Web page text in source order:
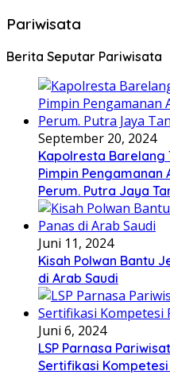
Pariwisata
Berita Seputar Pariwisata
September 20, 2024
Kapolresta Barelang
Pimpin Pengamanan
Perum. Putra Jaya
Juni 11, 2024
Kisah Polwan Bantu
di Arab Saudi
Juni 6, 2024
LSP Parnasa
Sertifikasi